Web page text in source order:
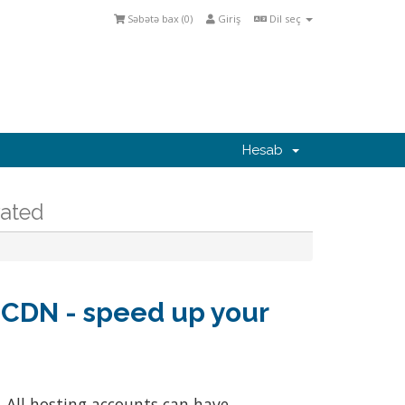
Dil seç
Giriş
Səbətə bax (0)
Hesab
- speed up your